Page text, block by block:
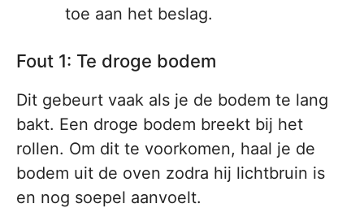
toe aan het beslag.
Fout 1: Te droge bodem
Dit gebeurt vaak als je de bodem te lang
bakt. Een droge bodem breekt bij het
rollen. Om dit te voorkomen, haal je de
bodem uit de oven zodra hij lichtbruin is
en nog soepel aanvoelt.